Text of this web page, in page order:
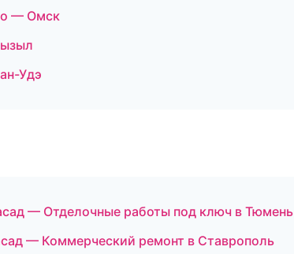
— Омск
Удэ
— Отделочные работы под ключ в Тюмень
— Коммерческий ремонт в Ставрополь